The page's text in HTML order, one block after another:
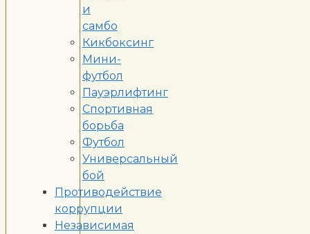
и
самбо
Кикбоксинг
Мини-
футбол
Пауэрлифтинг
Спортивная
борьба
Футбол
Универсальный
бой
Противодействие
коррупции
Независимая